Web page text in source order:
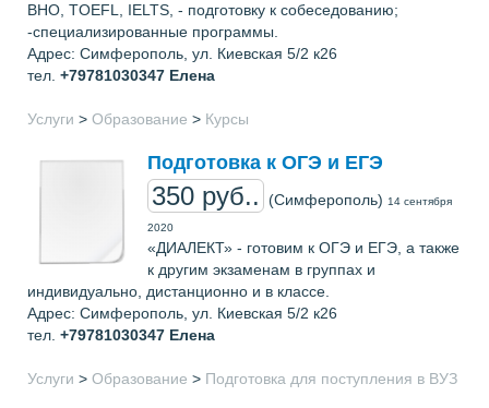
ВНО, TOEFL, IELTS, - подготовку к собеседованию;
-специализированные программы.
Адрес: Симферополь, ул. Киевская 5/2 к26
тел. +79781030347 Елена
Услуги > Образование > Курсы
Подготовка к ОГЭ и ЕГЭ
350 руб.. (Симферополь) 14 сентября
2020
«ДИАЛЕКТ» - готовим к ОГЭ и ЕГЭ, а также
к другим экзаменам в группах и
индивидуально, дистанционно и в классе.
Адрес: Симферополь, ул. Киевская 5/2 к26
тел. +79781030347 Елена
Услуги > Образование > Подготовка для поступления в ВУЗ